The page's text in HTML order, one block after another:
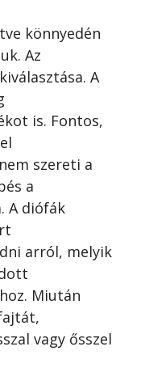
könnyedén
Az
A
is. Fontos,
szereti a
a
A diófák
arról, melyik
Miután
vagy ősszel